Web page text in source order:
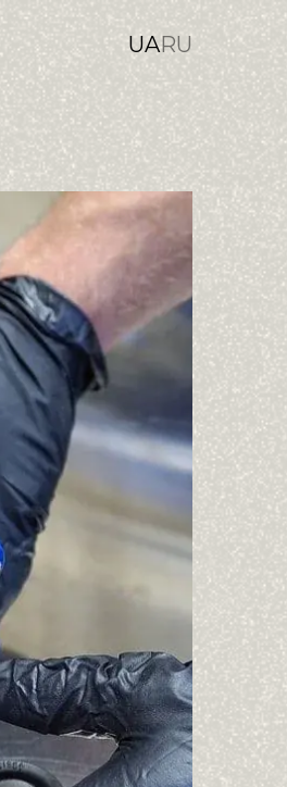
UARU